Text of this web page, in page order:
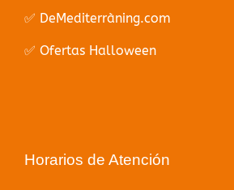
✅ DeMediterràning.com
✅ Ofertas Halloween
Horarios de Atención